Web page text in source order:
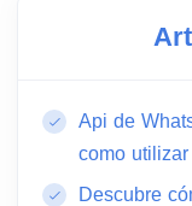
Api de
como
Descubre